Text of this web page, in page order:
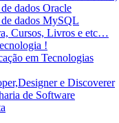
dados Oracle
dados MySQL
Cursos, Livros e etc…
!
em Tecnologias
e Discoverer
de Software